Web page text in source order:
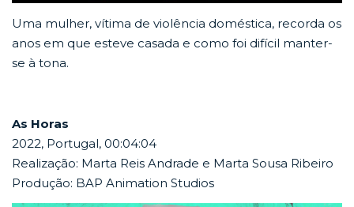
Uma mulher, vítima de violência doméstica, recorda os
anos em que esteve casada e como foi difícil manter-
se à tona.
As Horas
2022, Portugal, 00:04:04
Realização: Marta Reis Andrade e Marta Sousa Ribeiro
Produção: BAP Animation Studios